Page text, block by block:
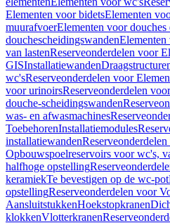
Elementen voor bidetsElementen
muurafvoerElementen voor douches
douchescheidingswanden
van lastenReserveonderdelen voor
GISInstallatiewanden
wc'sReserveonderdelen voor
voor urinoirsReserveonderdelen
douche-scheidingswanden
was- en afwasmachines
ToebehorenInstallatiemodules
installatiewanden
Opbouwspoelreservoirs voor wc's,
halfhoge opstelling
keramiekTe bevestigen op de wc-pot
opstellingReserveonderdelen voor
AansluitstukkenHoekstopkranen
klokkenVlotterkranen